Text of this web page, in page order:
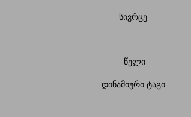
სივრცე
წელი
დინამიური ტაგი